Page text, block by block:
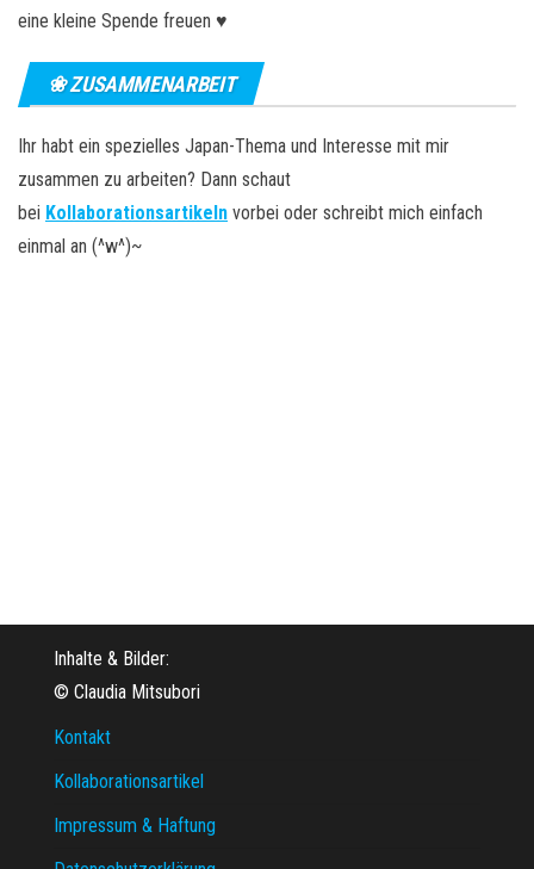
eine kleine Spende freuen ♥
❀ ZUSAMMENARBEIT
Ihr habt ein spezielles Japan-Thema und Interesse mit mir
zusammen zu arbeiten? Dann schaut
bei Kollaborationsartikeln vorbei oder schreibt mich einfach
einmal an (^w^)~
Inhalte & Bilder:
© Claudia Mitsubori
Kontakt
Kollaborationsartikel
Impressum & Haftung